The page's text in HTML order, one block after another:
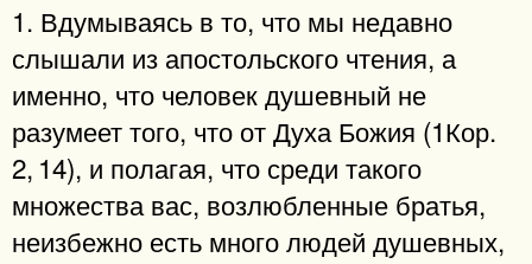
1. Вдумываясь в то, что мы недавно
слышали из апостольского чтения, а
именно, что человек душевный не
разумеет того, что от Духа Божия (1Кор.
2, 14), и полагая, что среди такого
множества вас, возлюбленные братья,
неизбежно есть много людей душевных,